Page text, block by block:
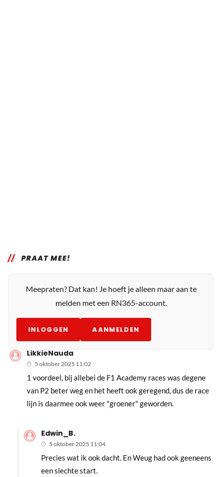
PRAAT MEE!
Meepraten? Dat kan! Je hoeft je alleen maar aan te
melden met een RN365-account.
INLOGGEN AANMELDEN
LikkieNauda
5 oktober 2025 11:02
1 voordeel, bij allebei de F1 Academy races was degene
van P2 beter weg en het heeft ook geregend, dus de race
lijn is daarmee ook weer "groener" geworden.
Edwin_B.
5 oktober 2025 11:04
Precies wat ik ook dacht. En Weug had ook geeneens
een slechte start.